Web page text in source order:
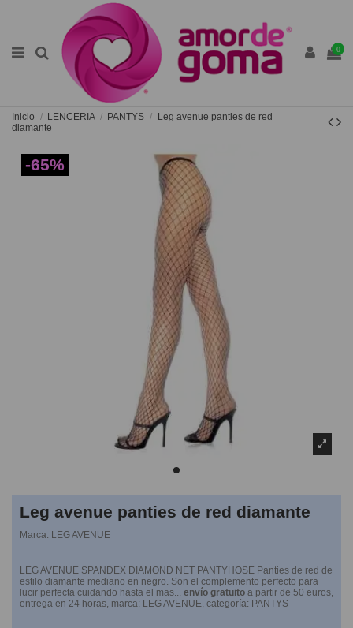
0
Inicio LENCERIA PANTYS
Leg avenue panties de red
diamante
-65%
Leg avenue panties de red diamante
Marca: LEG AVENUE
LEG AVENUE SPANDEX DIAMOND NET PANTYHOSE Panties de red de
estilo diamante mediano en negro. Son el complemento perfecto para
lucir perfecta cuidando hasta el mas... envío gratuito a partir de 50 euros,
entrega en 24 horas, marca: LEG AVENUE, categoría: PANTYS